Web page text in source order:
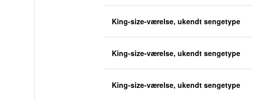
King-size-værelse, ukendt sengetype
King-size-værelse, ukendt sengetype
King-size-værelse, ukendt sengetype